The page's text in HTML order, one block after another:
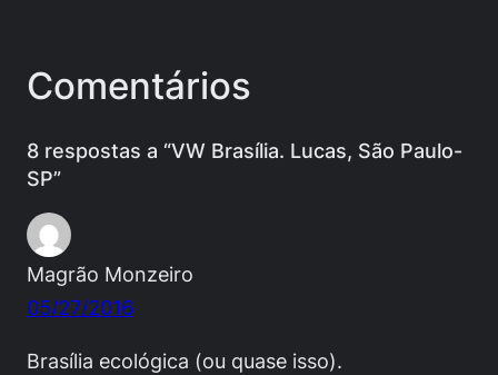
Comentários
8 respostas a “VW Brasília. Lucas, São Paulo-
SP”
Magrão Monzeiro
05/27/2016
Brasília ecológica (ou quase isso).